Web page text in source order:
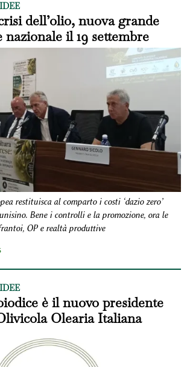
dell’olio, nuova grande
il 19 settembre
restituisca al comparto i costi ‘dazio zero’
Bene i controlli e la promozione, ora le
OP e realtà produttive
è il nuovo presidente
Olearia Italiana